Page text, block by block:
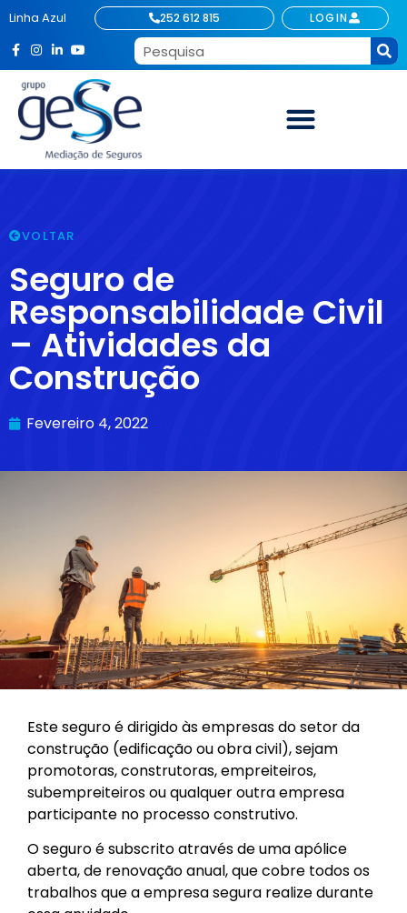
Linha Azul 252 612 815 LOGIN
VOLTAR
Seguro de
Responsabilidade Civil
– Atividades da
Construção
Fevereiro 4, 2022
Este seguro é dirigido às empresas do setor da
construção (edificação ou obra civil), sejam
promotoras, construtoras, empreiteiros,
subempreiteiros ou qualquer outra empresa
participante no processo construtivo.
O seguro é subscrito através de uma apólice
aberta, de renovação anual, que cobre todos os
trabalhos que a empresa segura realize durante